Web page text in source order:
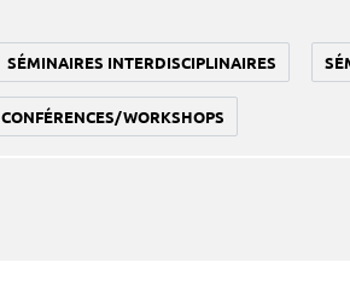
SÉMINAIRES INTERDISCIPLINAIRES
CONFÉRENCES/WORKSHOPS